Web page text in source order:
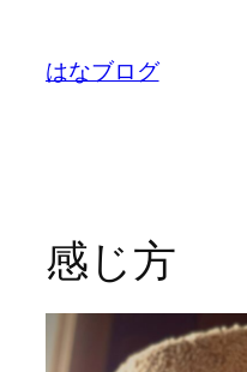
はなブログ
感じ方